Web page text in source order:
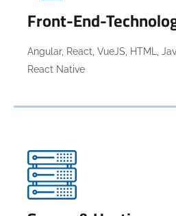
Front-End-
Angular, React, VueJS, HTML,
React Native